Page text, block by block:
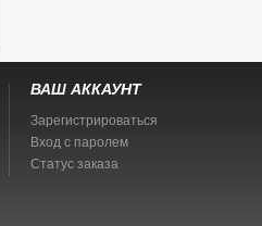
ВАШ АККАУНТ
Зарегистрироваться
Вход с паролем
Статус заказа